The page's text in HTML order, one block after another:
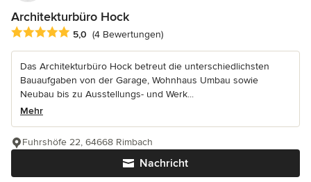
Architekturbüro Hock
Durchschnittliche Bewertung: 5 von 5 Sternen
5,0 (4 Bewertungen)
Das Architekturbüro Hock betreut die unterschiedlichsten
Bauaufgaben von der Garage, Wohnhaus Umbau sowie
Neubau bis zu Ausstellungs- und Werk...
Mehr
Nachricht
Fuhrshöfe 22, 64668 Rimbach